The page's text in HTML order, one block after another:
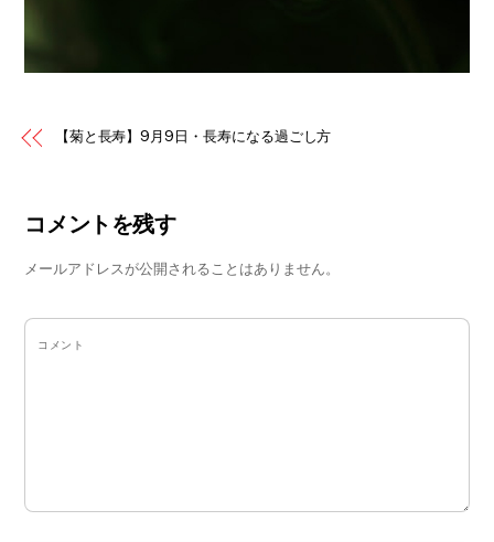
【菊と長寿】9月9日・長寿になる過ごし方
コメントを残す
メールアドレスが公開されることはありません。
コメント